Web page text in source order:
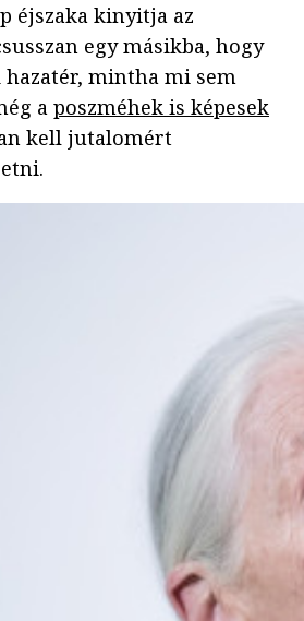
éjszaka kinyitja az
egy másikba, hogy
mintha mi sem
a poszméhek is képesek
kell jutalomért